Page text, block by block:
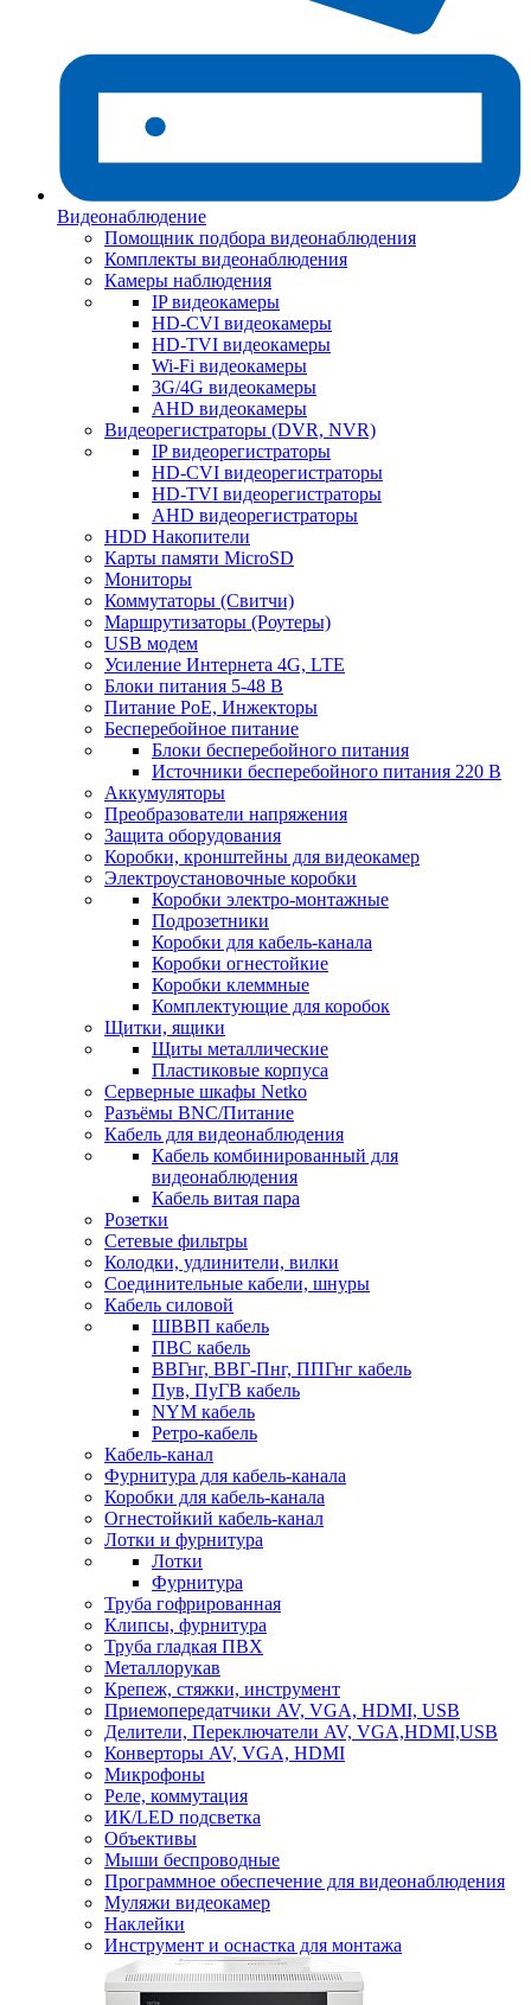
Видеонаблюдение
Помощник подбора видеонаблюдения
Комплекты видеонаблюдения
Камеры наблюдения
IP видеокамеры
HD-CVI видеокамеры
HD-TVI видеокамеры
Wi-Fi видеокамеры
3G/4G видеокамеры
AHD видеокамеры
Видеорегистраторы (DVR, NVR)
IP видеорегистраторы
HD-CVI видеорегистраторы
HD-TVI видеорегистраторы
AHD видеорегистраторы
HDD Накопители
Карты памяти MicroSD
Мониторы
Коммутаторы (Свитчи)
Маршрутизаторы (Роутеры)
USB модем
Усиление Интернета 4G, LTE
Блоки питания 5-48 В
Питание PoE, Инжекторы
Бесперебойное питание
Блоки бесперебойного питания
Источники бесперебойного питания 220 В
Аккумуляторы
Преобразователи напряжения
Защита оборудования
Коробки, кронштейны для видеокамер
Электроустановочные коробки
Коробки электро-монтажные
Подрозетники
Коробки для кабель-канала
Коробки огнестойкие
Коробки клеммные
Комплектующие для коробок
Щитки, ящики
Щиты металлические
Пластиковые корпуса
Серверные шкафы Netko
Разъёмы BNC/Питание
Кабель для видеонаблюдения
Кабель комбинированный для
видеонаблюдения
Кабель витая пара
Розетки
Сетевые фильтры
Колодки, удлинители, вилки
Соединительные кабели, шнуры
Кабель силовой
ШВВП кабель
ПВС кабель
ВВГнг, ВВГ-Пнг, ППГнг кабель
Пув, ПуГВ кабель
NYM кабель
Ретро-кабель
Кабель-канал
Фурнитура для кабель-канала
Коробки для кабель-канала
Огнестойкий кабель-канал
Лотки и фурнитура
Лотки
Фурнитура
Труба гофрированная
Клипсы, фурнитура
Труба гладкая ПВХ
Металлорукав
Крепеж, стяжки, инструмент
Приемопередатчики AV, VGA, HDMI, USB
Делители, Переключатели AV, VGA,HDMI,USB
Конверторы AV, VGA, HDMI
Микрофоны
Реле, коммутация
ИК/LED подсветка
Объективы
Мыши беспроводные
Программное обеспечение для видеонаблюдения
Муляжи видеокамер
Наклейки
Инструмент и оснастка для монтажа